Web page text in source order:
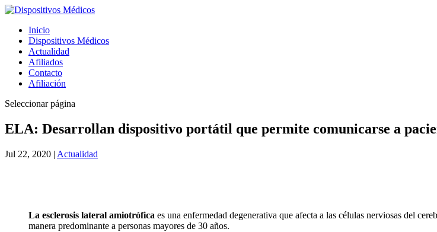
Inicio
Dispositivos Médicos
Actualidad
Afiliados
Contacto
Afiliación
Seleccionar página
ELA: Desarrollan dispositivo portátil que permite comunicarse a
Jul 22, 2020 | Actualidad
La esclerosis lateral amiotrófica es una enfermedad degenerativa que afecta a las células nerviosas del
manera predominante a personas mayores de 30 años.